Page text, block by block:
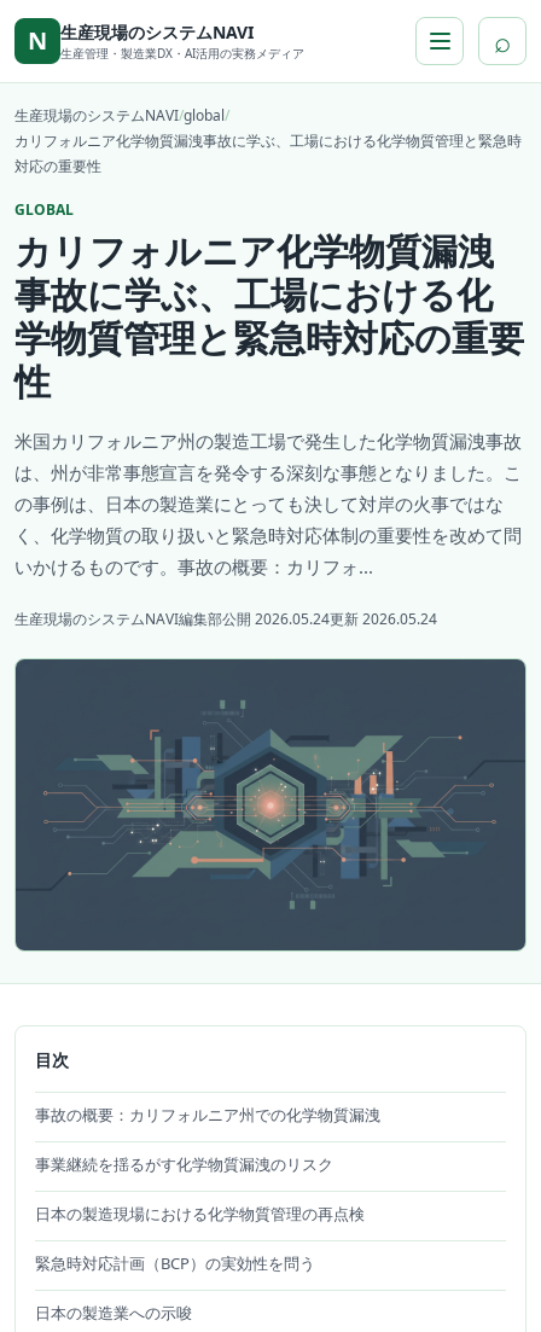
本文へ移動
N 生産現場のシステムNAVI
生産管理・製造業DX・AI活用の実務メディア ⌕
生産現場のシステムNAVI/global/
カリフォルニア化学物質漏洩事故に学ぶ、工場における化学物質管理と緊急時
対応の重要性
GLOBAL
カリフォルニア化学物質漏洩
事故に学ぶ、工場における化
学物質管理と緊急時対応の重要
性
米国カリフォルニア州の製造工場で発生した化学物質漏洩事故
は、州が非常事態宣言を発令する深刻な事態となりました。こ
の事例は、日本の製造業にとっても決して対岸の火事ではな
く、化学物質の取り扱いと緊急時対応体制の重要性を改めて問
いかけるものです。事故の概要：カリフォ...
生産現場のシステムNAVI編集部公開 2026.05.24更新 2026.05.24
目次
事故の概要：カリフォルニア州での化学物質漏洩
事業継続を揺るがす化学物質漏洩のリスク
日本の製造現場における化学物質管理の再点検
緊急時対応計画（BCP）の実効性を問う
日本の製造業への示唆